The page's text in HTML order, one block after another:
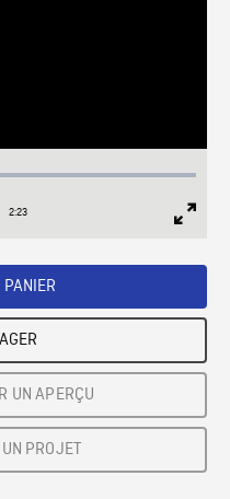
Duration
2:23
UN APERÇU
PROJET